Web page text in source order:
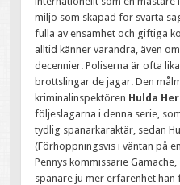
miljö som skapad för svarta
fulla av ensamhet och giftiga
alltid känner varandra, även
decennier. Poliserna är ofta
brottslingar de jagar. Den
kriminalinspektören Hulda
följeslagarna i denna serie,
tydlig spanarkaraktär, sedan
(Förhoppningsvis i väntan på
Pennys kommissarie
spanare ju mer erfarenhet